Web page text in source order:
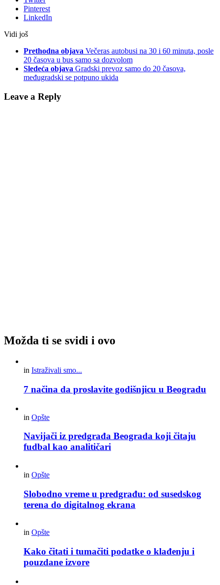
Pinterest
LinkedIn
Vidi još
Prethodna objava Večeras autobusi na 30 i 60 minuta, posle
20 časova u bus samo sa dozvolom
Sledeća objava Gradski prevoz samo do 20 časova,
međugradski se potpuno ukida
Leave a Reply
Možda ti se svidi i ovo
in Istraživali smo...
7 načina da proslavite godišnjicu u Beogradu
in Opšte
Navijači iz predgrađa Beograda koji čitaju
fudbal kao analitičari
in Opšte
Slobodno vreme u predgrađu: od susedskog
terena do digitalnog ekrana
in Opšte
Kako čitati i tumačiti podatke o klađenju i
pouzdane izvore